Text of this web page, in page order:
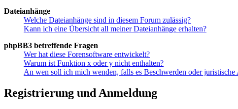
Dateianhänge
Welche Dateianhänge sind in diesem Forum zulässig?
Kann ich eine Übersicht all meiner Dateianhänge erhalten?
phpBB3 betreffende Fragen
Wer hat diese Forensoftware entwickelt?
Warum ist Funktion x oder y nicht enthalten?
An wen soll ich mich wenden, falls es Beschwerden oder
Registrierung und Anmeldung